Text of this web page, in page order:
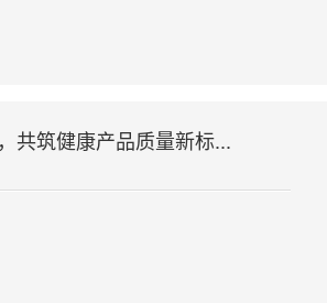
共筑健康产品质量新标...